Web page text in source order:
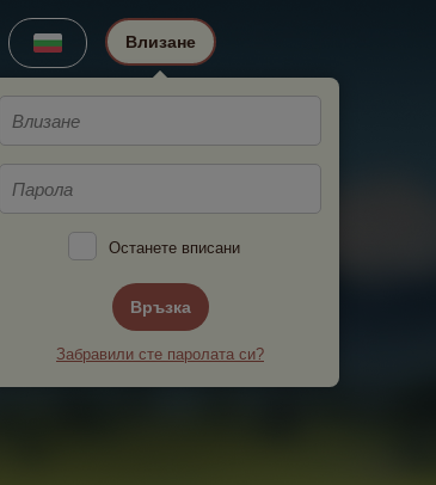
Влизане
Останете вписани
Връзка
Забравили сте паролата си?